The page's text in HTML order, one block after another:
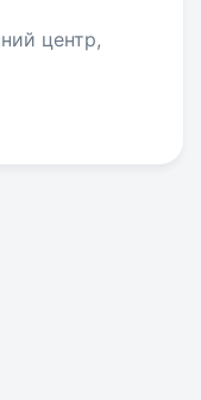
центр,